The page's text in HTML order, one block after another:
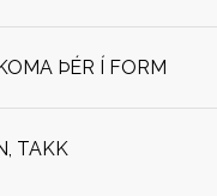
ÞÉR Í FORM
TAKK